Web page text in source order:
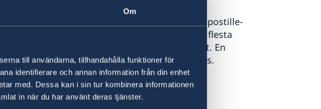
Om
till användarna, tillhandahålla funktioner för
identifierare och annan information från din enhet
med. Dessa kan i sin tur kombinera informationen
in när du har använt deras tjänster.
Publicus som har behörighet att utfärda apostille-
utses av länsstyrelsen i varje län och finns i de flesta
är lätta att hitta om du söker på internet. En
originalhandlingen innan den översätts.